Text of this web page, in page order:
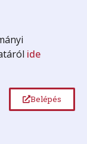
ide
Belépés